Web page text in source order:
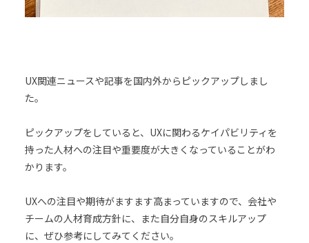
UX関連ニュースや記事を国内外からピックアップしまし
た。
ピックアップをしていると、UXに関わるケイパビリティを
持った人材への注目や重要度が大きくなっていることがわ
かります。
UXへの注目や期待がますます高まっていますので、会社や
チームの人材育成方針に、また自分自身のスキルアップ
に、ぜひ参考にしてみてください。